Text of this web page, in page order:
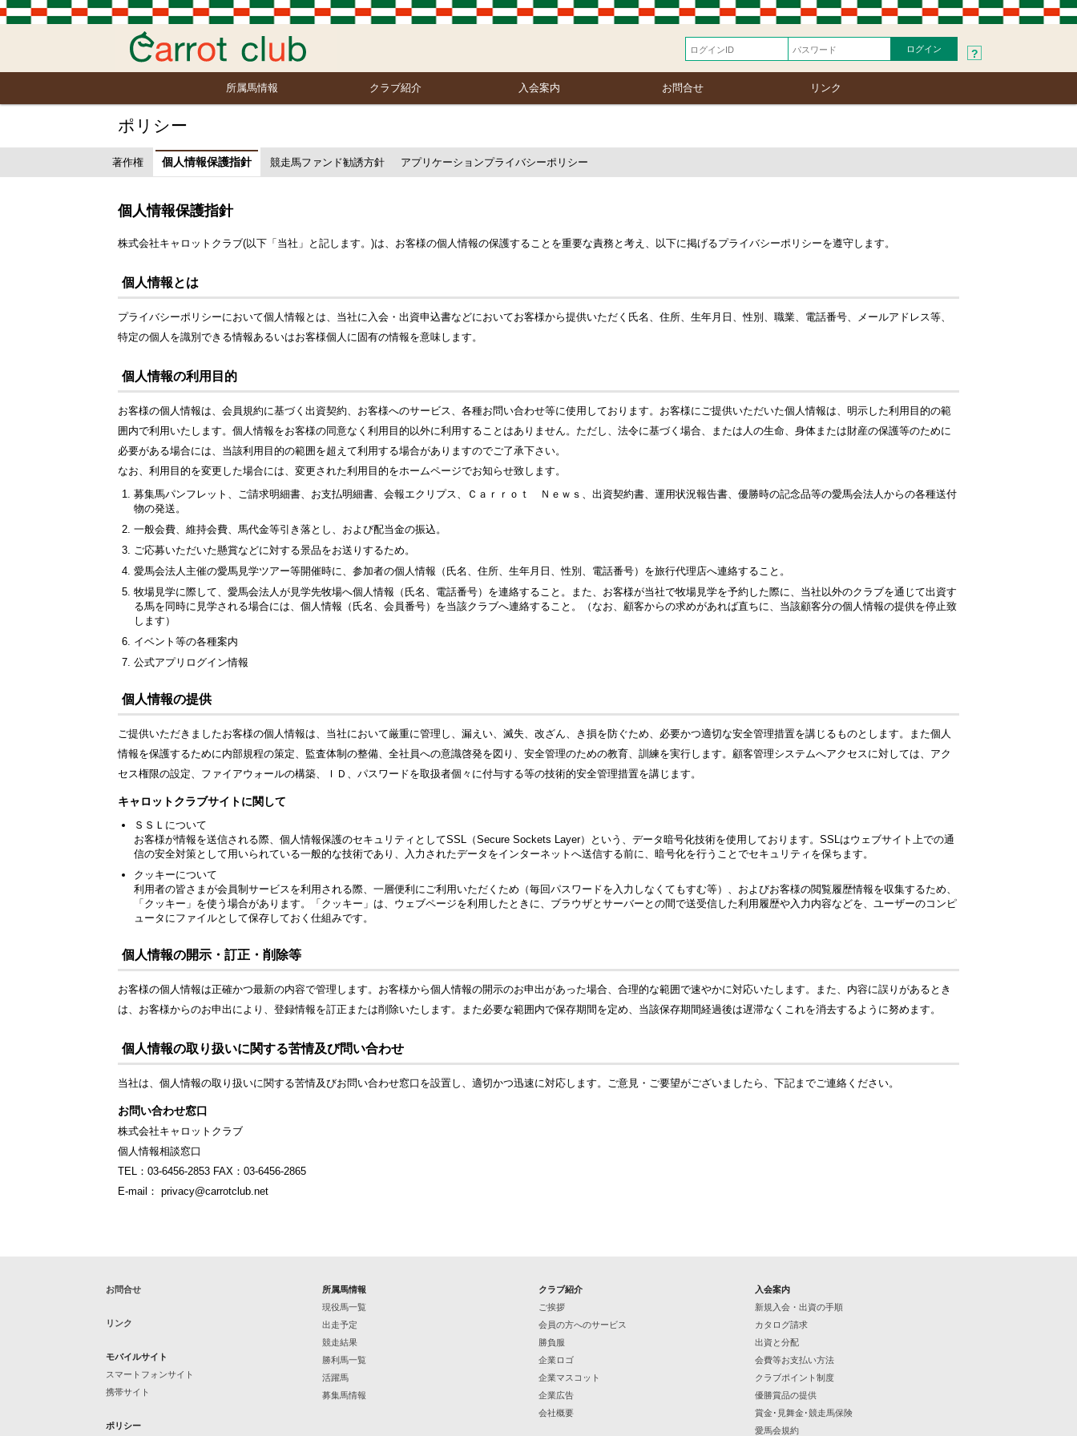
?
所属馬情報 クラブ紹介 入会案内 お問合せ リンク
ポリシー
著作権 個人情報保護指針 競走馬ファンド勧誘方針 アプリケーションプライバシーポリシー
個人情報保護指針
株式会社キャロットクラブ(以下「当社」と記します。)は、お客様の個人情報の保護することを重要な責務と考え、以下に掲げるプライバシーポリシーを遵守します。
個人情報とは
プライバシーポリシーにおいて個人情報とは、当社に入会・出資申込書などにおいてお客様から提供いただく氏名、住所、生年月日、性別、職業、電話番号、メールアドレス等、
特定の個人を識別できる情報あるいはお客様個人に固有の情報を意味します。
個人情報の利用目的
お客様の個人情報は、会員規約に基づく出資契約、お客様へのサービス、各種お問い合わせ等に使用しております。お客様にご提供いただいた個人情報は、明示した利用目的の範
囲内で利用いたします。個人情報をお客様の同意なく利用目的以外に利用することはありません。ただし、法令に基づく場合、または人の生命、身体または財産の保護等のために
必要がある場合には、当該利用目的の範囲を超えて利用する場合がありますのでご了承下さい。
なお、利用目的を変更した場合には、変更された利用目的をホームページでお知らせ致します。
募集馬パンフレット、ご請求明細書、お支払明細書、会報エクリプス、Ｃａｒｒｏｔ Ｎｅｗｓ、出資契約書、運用状況報告書、優勝時の記念品等の愛馬会法人からの各種送付
物の発送。
一般会費、維持会費、馬代金等引き落とし、および配当金の振込。
ご応募いただいた懸賞などに対する景品をお送りするため。
愛馬会法人主催の愛馬見学ツアー等開催時に、参加者の個人情報（氏名、住所、生年月日、性別、電話番号）を旅行代理店へ連絡すること。
牧場見学に際して、愛馬会法人が見学先牧場へ個人情報（氏名、電話番号）を連絡すること。また、お客様が当社で牧場見学を予約した際に、当社以外のクラブを通じて出資す
る馬を同時に見学される場合には、個人情報（氏名、会員番号）を当該クラブへ連絡すること。（なお、顧客からの求めがあれば直ちに、当該顧客分の個人情報の提供を停止致
します）
イベント等の各種案内
公式アプリログイン情報
個人情報の提供
ご提供いただきましたお客様の個人情報は、当社において厳重に管理し、漏えい、滅失、改ざん、き損を防ぐため、必要かつ適切な安全管理措置を講じるものとします。また個人
情報を保護するために内部規程の策定、監査体制の整備、全社員への意識啓発を図り、安全管理のための教育、訓練を実行します。顧客管理システムへアクセスに対しては、アク
セス権限の設定、ファイアウォールの構築、ＩＤ、パスワードを取扱者個々に付与する等の技術的安全管理措置を講じます。
キャロットクラブサイトに関して
ＳＳＬについて
お客様が情報を送信される際、個人情報保護のセキュリティとしてSSL（Secure Sockets Layer）という、データ暗号化技術を使用しております。SSLはウェブサイト上での通
信の安全対策として用いられている一般的な技術であり、入力されたデータをインターネットへ送信する前に、暗号化を行うことでセキュリティを保ちます。
クッキーについて
利用者の皆さまが会員制サービスを利用される際、一層便利にご利用いただくため（毎回パスワードを入力しなくてもすむ等）、およびお客様の閲覧履歴情報を収集するため、
「クッキー」を使う場合があります。「クッキー」は、ウェブページを利用したときに、ブラウザとサーバーとの間で送受信した利用履歴や入力内容などを、ユーザーのコンピ
ュータにファイルとして保存しておく仕組みです。
個人情報の開示・訂正・削除等
お客様の個人情報は正確かつ最新の内容で管理します。お客様から個人情報の開示のお申出があった場合、合理的な範囲で速やかに対応いたします。また、内容に誤りがあるとき
は、お客様からのお申出により、登録情報を訂正または削除いたします。また必要な範囲内で保存期間を定め、当該保存期間経過後は遅滞なくこれを消去するように努めます。
個人情報の取り扱いに関する苦情及び問い合わせ
当社は、個人情報の取り扱いに関する苦情及びお問い合わせ窓口を設置し、適切かつ迅速に対応します。ご意見・ご要望がございましたら、下記までご連絡ください。
お問い合わせ窓口
株式会社キャロットクラブ
個人情報相談窓口
TEL：03-6456-2853 FAX：03-6456-2865
E-mail： privacy@carrotclub.net
お問合せ
リンク
モバイルサイト
スマートフォンサイト
携帯サイト
ポリシー
所属馬情報
現役馬一覧
出走予定
競走結果
勝利馬一覧
活躍馬
募集馬情報
クラブ紹介
ご挨拶
会員の方へのサービス
勝負服
企業ロゴ
企業マスコット
企業広告
会社概要
入会案内
新規入会・出資の手順
カタログ請求
出資と分配
会費等お支払い方法
クラブポイント制度
優勝賞品の提供
賞金･見舞金･競走馬保険
愛馬会規約